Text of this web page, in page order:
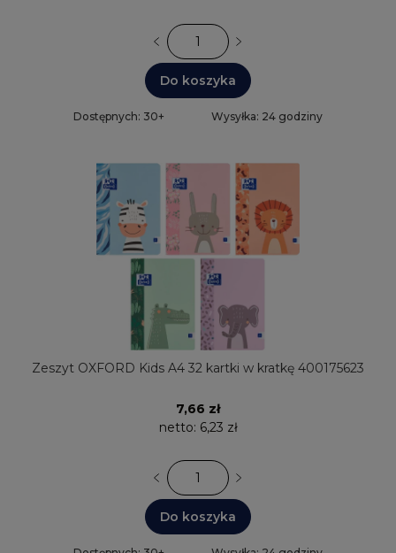
Do koszyka
Dostępnych: 30+ Wysyłka: 24 godziny
Zeszyt OXFORD Kids A4 32 kartki w kratkę 400175623
7,66 zł
netto: 6,23 zł
Do koszyka